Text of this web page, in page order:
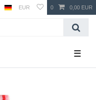
EUR 0 0,00 EUR
☰